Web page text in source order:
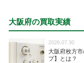
大阪府の買取実績
2026.07.30
大阪府枚方
プ】とは？